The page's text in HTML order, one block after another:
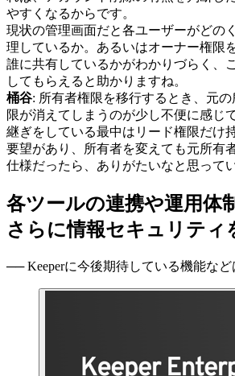
やすくなるからです。
現状の管理画面だと各ユーザーがどの
理しているか。あるいはオーナー権限
誰に共有しているかがわかりづらく、
してもらえると助かりますね。
桶谷: 所有者権限を移行するとき、元
限が消えてしまうのが少し不便に感じ
継ぎをしている最中はリード権限だけ
要望があり、所有者を変えても元所有
仕様だったら、ありがたいなと思って
各ツールの連携や運用体
さらに情報セキュリティ
── Keeperに今後期待している機能など